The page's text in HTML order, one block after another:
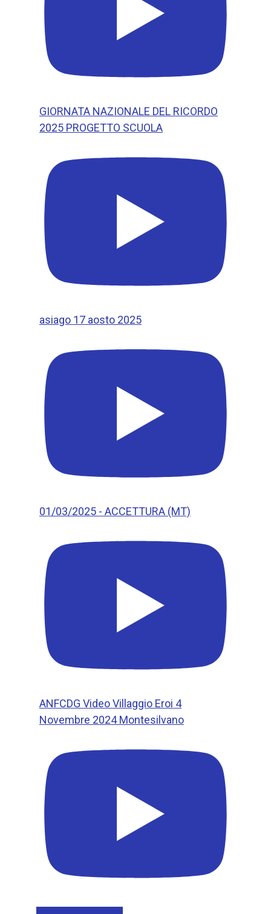
GIORNATA NAZIONALE DEL RICORDO
2025 PROGETTO SCUOLA
asiago 17 aosto 2025
01/03/2025 - ACCETTURA (MT)
ANFCDG Video Villaggio Eroi 4
Novembre 2024 Montesilvano